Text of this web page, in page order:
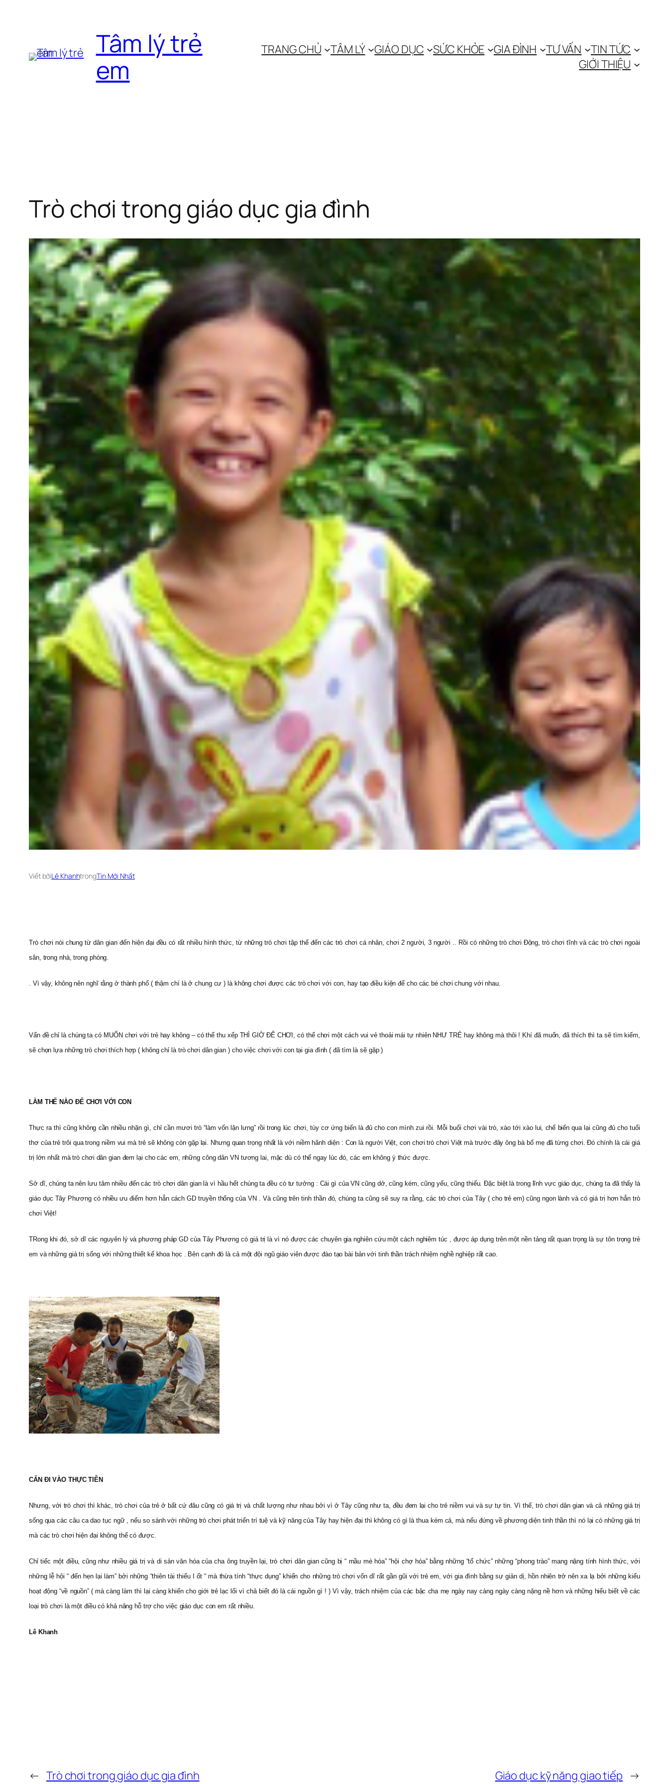
Tâm lý trẻ
em
TRANG CHỦ TÂM LÝ GIÁO DỤC SỨC KHỎE GIA ĐÌNH TƯ VẤN
TIN TỨC
GIỚI THIỆU
Trò chơi trong giáo dục gia đình
Viết bởiLê KhanhtrongTin Mới Nhất
Trò chơi nói chung từ dân gian đến hiện đại đều có rất nhiều hình thức, từ những trò chơi tập thể đến các trò chơi cá nhân, chơi 2 người, 3 người .. Rồi có những trò chơi Động, trò chơi tĩnh và các trò chơi ngoài
sân, trong nhà, trong phòng.
. Vì vậy, không nên nghĩ rằng ở thành phố ( thậm chí là ở chung cư ) là không chơi được các trò chơi với con, hay tạo điều kiện để cho các bé chơi chung với nhau.
Vấn đề chỉ là chúng ta có MUỐN chơi với trẻ hay không – có thể thu xếp THÌ GIỜ ĐỂ CHƠI, có thể chơi một cách vui vẻ thoải mái tự nhiên NHƯ TRẺ hay không mà thôi ! Khí đã muốn, đã thích thì ta sẽ tìm kiếm,
sẽ chọn lựa những trò chơi thích hợp ( không chỉ là trò chơi dân gian ) cho việc chơi với con tại gia đình ( đã tìm là sẽ gặp )
LÀM THẾ NÀO ĐỂ CHƠI VỚI CON
Thực ra thì cũng không cần nhiều nhặn gì, chỉ cần mươi trò “làm vốn lận lưng” rồi trong lúc chơi, tùy cơ ứng biến là đủ cho con mình zui rồi. Mỗi buổi chơi vài trò, xào tới xào lui, chế biến qua lại cũng đủ cho tuổi
thơ của trẻ trôi qua trong niềm vui mà trẻ sẽ không còn gặp lại. Nhưng quan trọng nhất là với niềm hãnh diện : Con là người Việt, con chơi trò chơi Việt mà trước đây ông bà bố mẹ đã từng chơi. Đó chính là cái giá
trị lớn nhất mà trò chơi dân gian đem lại cho các em, những công dân VN tương lai, mặc dù có thể ngay lúc đó, các em không ý thức được.
Sở dĩ, chúng ta nên lưu tâm nhiều đến các trò chơi dân gian là vì hầu hết chúng ta đều có tư tưởng : Cái gì của VN cũng dở, cũng kém, cũng yếu, cũng thiếu. Đặc biệt là trong lĩnh vực giáo dục, chúng ta đã thấy là
giáo dục Tây Phương có nhiều ưu điểm hơn hẳn cách GD truyền thống của VN . Và cũng trên tinh thần đó, chúng ta cũng sẽ suy ra rằng, các trò chơi của Tây ( cho trẻ em) cũng ngon lành và có giá trị hơn hẳn trò
chơi Việt!
TRong khi đó, sở dĩ các nguyên lý và phương pháp GD của Tây Phương có giá trị là vì nó được các chuyên gia nghiên cứu một cách nghiêm túc , được áp dụng trên một nền tảng rất quan trọng là sự tôn trọng trẻ
em và những giá trị sống với những thiết kế khoa học . Bên cạnh đó là cả một đội ngũ giáo viên được đào tạo bài bản với tinh thần trách nhiệm nghề nghiệp rất cao.
CẤN ĐI VÀO THỰC TIỄN
Nhưng, với trò chơi thì khác, trò chơi của trẻ ở bất cứ đâu cũng có giá trị và chất lượng như nhau bởi vì ở Tây cũng như ta, đều đem lại cho trẻ niềm vui và sự tự tin. Vì thế, trò chơi dân gian và cả những giá trị
sống qua các câu ca dao tục ngữ , nếu so sánh với những trò chơi phát triển trí tuệ và kỹ năng của Tây hay hiện đại thì không có gì là thua kém cả, mà nếu đứng về phương diện tinh thần thì nó lại có những giá trị
mà các trò chơi hiện đại không thể có được.
Chỉ tiếc một điều, cũng như nhiều giá trị và di sản văn hóa của cha ông truyền lại, trò chơi dân gian cũng bị “ mầu mè hóa” “hội chợ hóa” bằng những “tổ chức” những “phong trào” mang nặng tính hình thức, với
những lễ hội “ đến hẹn lại làm” bởi những “thiên tài thiếu I ốt “ mà thừa tính “thực dụng” khiến cho những trò chơi vốn dĩ rất gần gũi với trẻ em, với gia đình bằng sự giản dị, hồn nhiên trở nên xa lạ bởi những kiểu
hoạt động “về nguồn” ( mà càng làm thì lại càng khiến cho giới trẻ lạc lối vì chả biết đó là cái nguồn gì ! ) Vì vậy, trách nhiệm của các bậc cha mẹ ngày nay càng ngày càng nặng nề hơn và những hiểu biết về các
loại trò chơi là một điều có khả năng hỗ trợ cho việc giáo dục con em rất nhiều.
Lê Khanh
← Trò chơi trong giáo dục gia đình Giáo dục kỹ năng giao tiếp →